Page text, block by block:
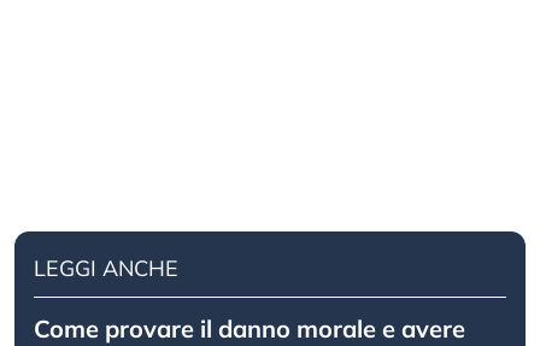
LEGGI ANCHE
Come provare il danno morale e avere